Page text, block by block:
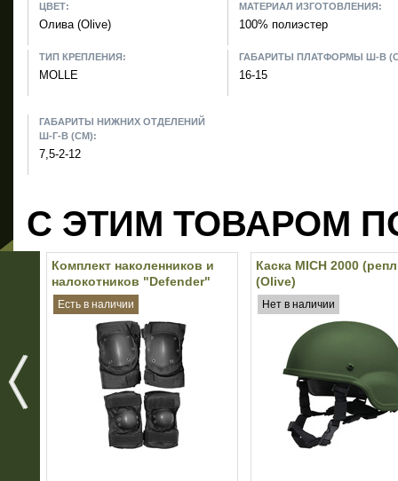
ЦВЕТ:
Олива (Olive)
МАТЕРИАЛ ИЗГОТОВЛЕНИЯ:
100% полиэстер
ТИП КРЕПЛЕНИЯ:
MOLLE
ГАБАРИТЫ ПЛАТФОРМЫ Ш-В
16-15
ГАБАРИТЫ НИЖНИХ ОТДЕЛЕНИЙ
Ш-Г-В (СМ):
7,5-2-12
С ЭТИМ ТОВАРОМ
Комплект наколенников и
налокотников "Defender"
(Black)
Есть в наличии
Каска MICH 2000
(Olive)
Нет в наличии